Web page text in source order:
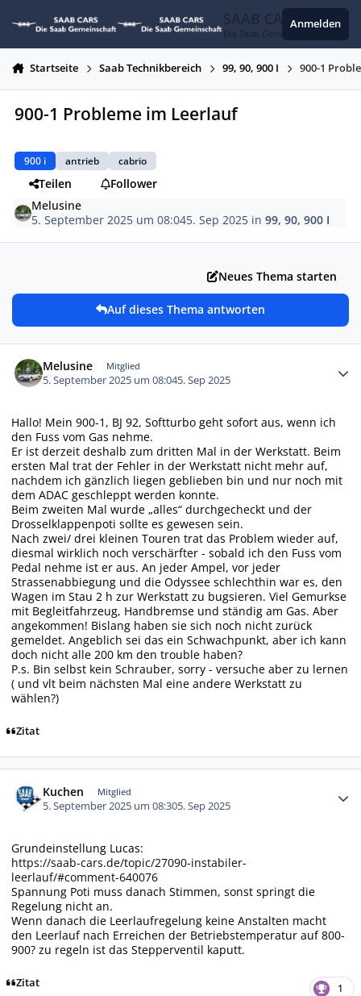
SAAB CARS
Die Saab Gemeinschaft
Anmelden
Startseite Saab Technikbereich 99, 90, 900 I 900-1
900-1 Probleme im Leerlauf
900 i antrieb cabrio
Teilen
Follower
Melusine
5. September 2025 um 08:045. Sep 2025 in99, 90, 900 I
Neues Thema starten
Auf dieses Thema antworten
Melusine Mitglied
5. September 2025 um 08:045. Sep 2025
Hallo! Mein 900-1, BJ 92, Softturbo geht sofort aus, wenn ich
den Fuss vom Gas nehme.
Er ist derzeit deshalb zum dritten Mal in der Werkstatt. Beim
ersten Mal trat der Fehler in der Werkstatt nicht mehr auf,
nachdem ich gänzlich liegen geblieben bin und nur noch mit
dem ADAC geschleppt werden konnte.
Beim zweiten Mal wurde „alles“ durchgecheckt und der
Drosselklappenpoti sollte es gewesen sein.
Nach zwei/ drei kleinen Touren trat das Problem wieder auf,
diesmal wirklich noch verschärfter - sobald ich den Fuss vom
Pedal nehme ist er aus. An jeder Ampel, vor jeder
Strassenabbiegung und die Odyssee schlechthin war es, den
Wagen im Stau 2 h zur Werkstatt zu bugsieren. Viel Gemurkse
mit Begleitfahrzeug, Handbremse und ständig am Gas. Aber
angekommen! Bislang haben sie sich noch nicht zurück
gemeldet. Angeblich sei das ein Schwachpunkt, aber ich kann
doch nicht alle 200 km den trouble haben?
P.s. Bin selbst kein Schrauber, sorry - versuche aber zu lernen
( und vlt beim nächsten Mal eine andere Werkstatt zu
wählen?)
Zitat
Kuchen Mitglied
5. September 2025 um 08:305. Sep 2025
Grundeinstellung Lucas:
https://saab-cars.de/topic/27090-instabiler-
leerlauf/#comment-640076
Spannung Poti muss danach Stimmen, sonst springt die
Regelung nicht an.
Wenn danach die Leerlaufregelung keine Anstalten macht
den Leerlauf nach Erreichen der Betriebstemperatur auf 800-
900? zu regeln ist das Stepperventil kaputt.
Zitat 1